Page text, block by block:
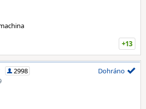
+13
2998
Dohráno